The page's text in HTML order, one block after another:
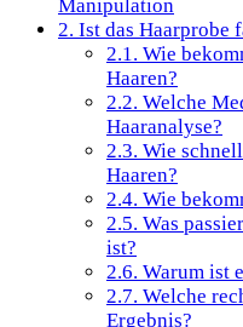
Manipulation
2. Ist das Haarprobe
2.1. Wie
Haaren?
2.2. Welche
Haaranalyse?
2.3. Wie
Haaren?
2.4. Wie
2.5. Was
ist?
2.6. Warum ist
2.7. Welche
Ergebnis?